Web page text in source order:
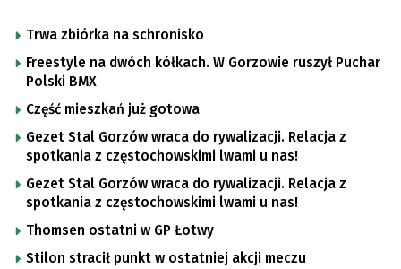
Trwa zbiórka na schronisko
Freestyle na dwóch kółkach. W Gorzowie ruszył Puchar
Polski BMX
Część mieszkań już gotowa
Gezet Stal Gorzów wraca do rywalizacji. Relacja z
spotkania z częstochowskimi lwami u nas!
Gezet Stal Gorzów wraca do rywalizacji. Relacja z
spotkania z częstochowskimi lwami u nas!
Thomsen ostatni w GP Łotwy
Stilon stracił punkt w ostatniej akcji meczu